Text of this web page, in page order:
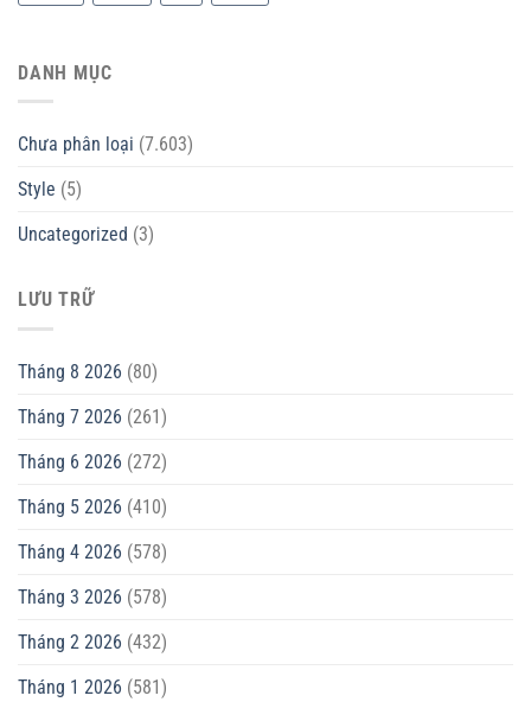
DANH MỤC
Chưa phân loại (7.603)
Style (5)
Uncategorized (3)
LƯU TRỮ
Tháng 8 2026 (80)
Tháng 7 2026 (261)
Tháng 6 2026 (272)
Tháng 5 2026 (410)
Tháng 4 2026 (578)
Tháng 3 2026 (578)
Tháng 2 2026 (432)
Tháng 1 2026 (581)